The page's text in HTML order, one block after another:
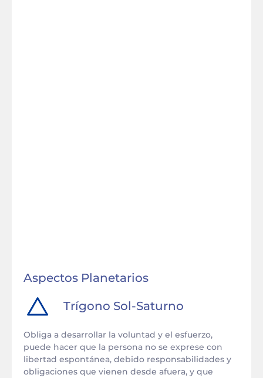
Aspectos Planetarios
Trígono Sol-Saturno
Obliga a desarrollar la voluntad y el esfuerzo,
puede hacer que la persona no se exprese con
libertad espontánea, debido responsabilidades y
obligaciones que vienen desde afuera, y que